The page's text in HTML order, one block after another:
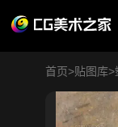
首页>贴图库>